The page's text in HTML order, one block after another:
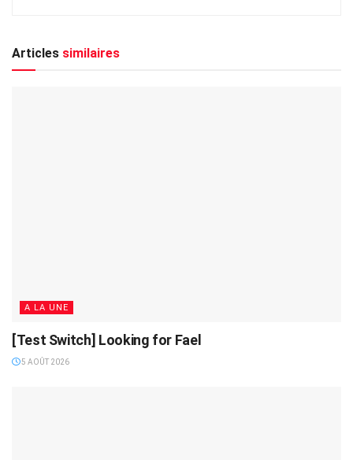
Articles similaires
A LA UNE
[Test Switch] Looking for Fael
5 AOÛT 2026